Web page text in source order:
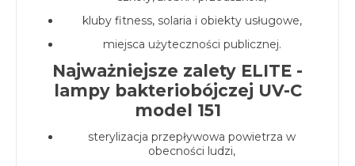
kluby fitness, solaria i obiekty usługowe,
miejsca użyteczności publicznej.
Najważniejsze zalety ELITE -
lampy bakteriobójczej UV-C
model 151
sterylizacja przepływowa powietrza w
obecności ludzi,